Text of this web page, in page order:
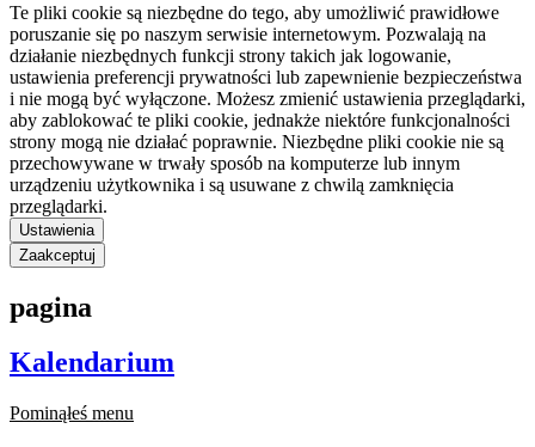
Te pliki cookie są niezbędne do tego, aby umożliwić prawidłowe
poruszanie się po naszym serwisie internetowym. Pozwalają na
działanie niezbędnych funkcji strony takich jak logowanie,
ustawienia preferencji prywatności lub zapewnienie bezpieczeństwa
i nie mogą być wyłączone. Możesz zmienić ustawienia przeglądarki,
aby zablokować te pliki cookie, jednakże niektóre funkcjonalności
strony mogą nie działać poprawnie. Niezbędne pliki cookie nie są
przechowywane w trwały sposób na komputerze lub innym
urządzeniu użytkownika i są usuwane z chwilą zamknięcia
przeglądarki.
Ustawienia
Zaakceptuj
pagina
Kalendarium
Pominąłeś menu